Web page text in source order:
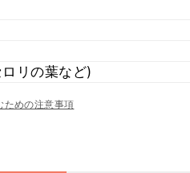
リの葉など)
ための注意事項